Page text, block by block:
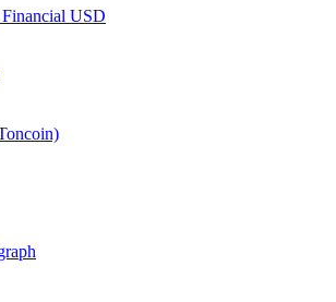
การสร้างรายได้แบบพาสซีฟ
USD